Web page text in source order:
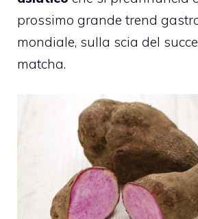
prossimo grande trend
mondiale, sulla scia del
matcha.